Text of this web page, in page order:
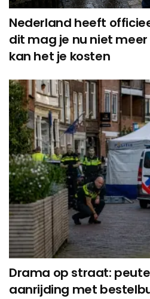
Nederland heeft
dit mag je nu niet
kan het je kosten
Drama op straat:
aanrijding met